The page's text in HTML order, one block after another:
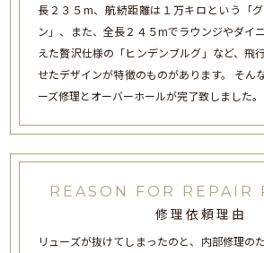
長２３５m、航続距離は１万キロという「
ン」、また、全長２４５mでラウンジやダイ
えた贅沢仕様の「ヒンデンブルグ」など、飛
せたデザインが特徴のものがあります。 そん
ーズ修理とオーバーホールが完了致しました。
REASON FOR REPAIR
修理依頼理由
リューズが抜けてしまったのと、内部修理の